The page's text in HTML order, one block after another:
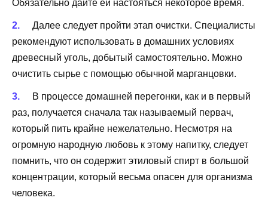
Обязательно дайте ей настояться некоторое время.
Далее следует пройти этап очистки. Специалисты
рекомендуют использовать в домашних условиях
древесный уголь, добытый самостоятельно. Можно
очистить сырье с помощью обычной марганцовки.
В процессе домашней перегонки, как и в первый
раз, получается сначала так называемый первач,
который пить крайне нежелательно. Несмотря на
огромную народную любовь к этому напитку, следует
помнить, что он содержит этиловый спирт в большой
концентрации, который весьма опасен для организма
человека.